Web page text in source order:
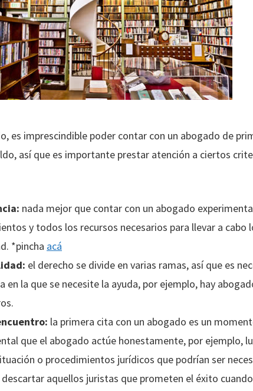
es imprescindible poder contar con un abogado de
así que es importante prestar atención a ciertos
nada mejor que contar con un abogado
y todos los recursos necesarios para llevar a
*pincha acá
el derecho se divide en varias ramas, así que es
en la que se necesite la ayuda, por ejemplo, hay
la primera cita con un abogado es un
que el abogado actúe honestamente, por ejemplo,
o procedimientos jurídicos que podrían ser
aquellos juristas que prometen el éxito